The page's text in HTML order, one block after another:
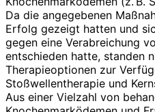
Da die angegebenen
Erfolg gezeigt hatten und
gegen eine Verabreichung
entschieden hatte, standen
Therapieoptionen zur
Stoßwellentherapie und
Aus einer Vielzahl von